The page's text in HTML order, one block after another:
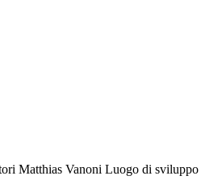
Matthias Vanoni Luogo di sviluppo